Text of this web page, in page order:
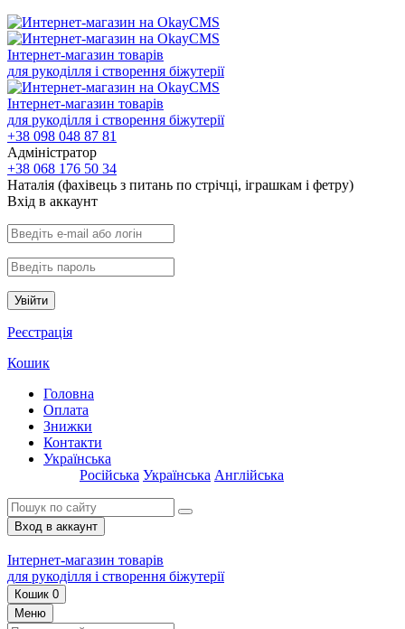
Інтернет-магазин товарів
для рукоділля і створення біжутерії
Інтернет-магазин товарів
для рукоділля і створення біжутерії
+38 098 048 87 81
Адміністратор
+38 068 176 50 34
Наталія (фахівець з питань по стрічці, іграшкам і фетру)
Вхiд в аккаунт
Увійти
Реєстрація
Кошик
Головна
Оплата
Знижки
Контакти
Українська
Російська Українська Англійська
Вход в аккаунт
Інтернет-магазин товарів
для рукоділля і створення біжутерії
Кошик 0
Меню